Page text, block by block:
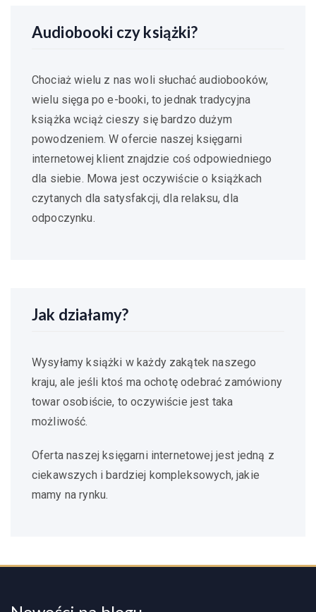
Audiobooki czy książki?
Chociaż wielu z nas woli słuchać audiobooków,
wielu sięga po e-booki, to jednak tradycyjna
książka wciąż cieszy się bardzo dużym
powodzeniem. W ofercie naszej księgarni
internetowej klient znajdzie coś odpowiedniego
dla siebie. Mowa jest oczywiście o książkach
czytanych dla satysfakcji, dla relaksu, dla
odpoczynku.
Jak działamy?
Wysyłamy książki w każdy zakątek naszego
kraju, ale jeśli ktoś ma ochotę odebrać zamówiony
towar osobiście, to oczywiście jest taka
możliwość.
Oferta naszej księgarni internetowej jest jedną z
ciekawszych i bardziej kompleksowych, jakie
mamy na rynku.